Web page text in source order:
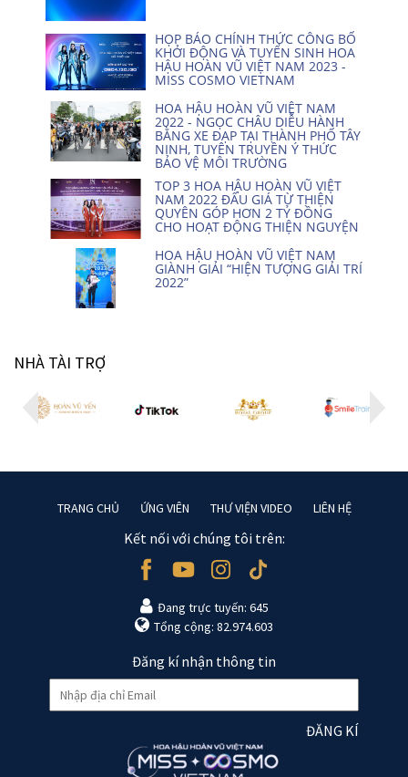
HỌP BÁO CHÍNH THỨC CÔNG BỐ
KHỞI ĐỘNG VÀ TUYỂN SINH HOA
HẬU HOÀN VŨ VIỆT NAM 2023 -
MISS COSMO VIETNAM
HOA HẬU HOÀN VŨ VIỆT NAM
2022 - NGỌC CHÂU DIỄU HÀNH
BẰNG XE ĐẠP TẠI THÀNH PHỐ TÂY
NINH, TUYÊN TRUYỀN Ý THỨC
BẢO VỆ MÔI TRƯỜNG
TOP 3 HOA HẬU HOÀN VŨ VIỆT
NAM 2022 ĐẤU GIÁ TỪ THIỆN
QUYÊN GÓP HƠN 2 TỶ ĐỒNG
CHO HOẠT ĐỘNG THIỆN NGUYỆN
HOA HẬU HOÀN VŨ VIỆT NAM
GIÀNH GIẢI “HIỆN TƯỢNG GIẢI TRÍ
2022”
NHÀ TÀI TRỢ
TRANG CHỦ ỨNG VIÊN THƯ VIỆN VIDEO LIÊN HỆ
Kết nối với chúng tôi trên:
Đang trực tuyến: 645
Tổng cộng: 82.974.603
Đăng kí nhận thông tin
ĐĂNG KÍ